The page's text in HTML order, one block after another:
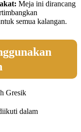
Meja ini dirancang
semua kalangan.
dalam